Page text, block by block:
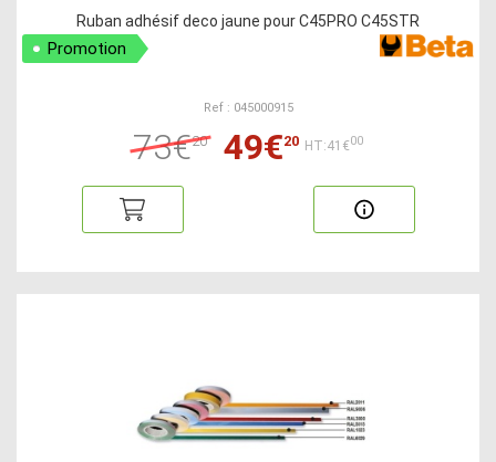
Ruban adhésif deco jaune pour C45PRO C45STR
Promotion
Ref : 045000915
73€20 49€20 HT:41€00